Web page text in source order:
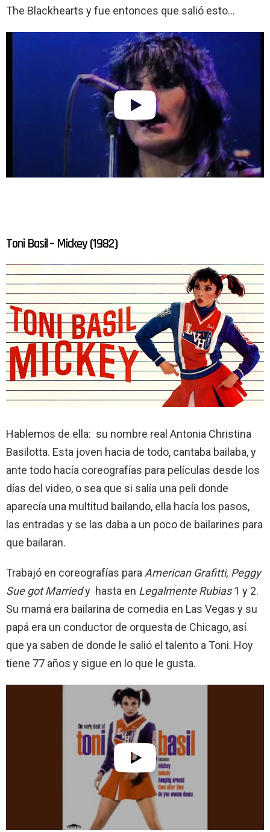
The Blackhearts y fue entonces que salió esto…
Toni Basil – Mickey (1982)
Hablemos de ella: su nombre real Antonia Christina
Basilotta. Esta joven hacia de todo, cantaba bailaba, y
ante todo hacía coreografías para películas desde los
días del video, o sea que si salía una peli donde
aparecía una multitud bailando, ella hacía los pasos,
las entradas y se las daba a un poco de bailarines para
que bailaran.
Trabajó en coreografías para American Grafitti, Peggy
Sue got Marriedy hasta en Legalmente Rubias1 y 2.
Su mamá era bailarina de comedia en Las Vegas y su
papá era un conductor de orquesta de Chicago, así
que ya saben de donde le salió el talento a Toni. Hoy
tiene 77 años y sigue en lo que le gusta.